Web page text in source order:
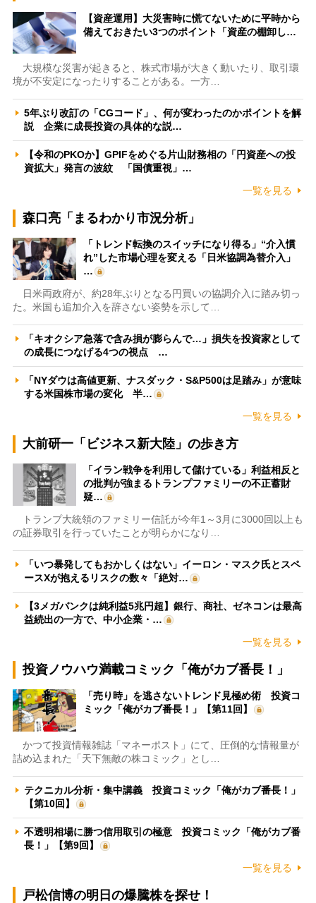
【資産運用】大災害時に慌てないために平時から
備えておきたい3つのポイント「資産の棚卸し…
大規模な災害が起きると、株式市場が大きく動いたり、取引環
境が不安定になったりすることがある。一方…
5年ぶり改訂の「CGコード」、何が変わったのかポイントを解
説 企業に成長投資の具体的な説…
【令和のPKOか】GPIFをめぐる片山財務相の「円資産への投
資拡大」発言の波紋 「国債重視」…
一覧を見る
森口亮「まるわかり市況分析」
「トレンド転換のスイッチになり得る」“介入慣
れ”した市場心理を変える「日米協調為替介入」
…
日米両政府が、約28年ぶりとなる円買いの協調介入に踏み切っ
た。米国も追加介入を辞さない姿勢を示して…
「キオクシア急落で含み損が膨らんで…」損失を投資家として
の成長につなげる4つの視点 …
「NYダウは高値更新、ナスダック・S&P500は足踏み」が意味
する米国株市場の変化 半…
一覧を見る
大前研一「ビジネス新大陸」の歩き方
「イラン戦争を利用して儲けている」利益相反と
の批判が強まるトランプファミリーの不正蓄財
疑…
トランプ大統領のファミリー信託が今年1～3月に3000回以上も
の証券取引を行っていたことが明らかになり…
「いつ暴発してもおかしくはない」イーロン・マスク氏とスペ
ースXが抱えるリスクの数々「絶対…
【3メガバンクは純利益5兆円超】銀行、商社、ゼネコンは最高
益続出の一方で、中小企業・…
一覧を見る
投資ノウハウ満載コミック「俺がカブ番長！」
「売り時」を逃さないトレンド見極め術 投資コ
ミック「俺がカブ番長！」【第11回】
かつて投資情報雑誌「マネーポスト」にて、圧倒的な情報量が
詰め込まれた「天下無敵の株コミック」とし…
テクニカル分析・集中講義 投資コミック「俺がカブ番長！」
【第10回】
不透明相場に勝つ信用取引の極意 投資コミック「俺がカブ番
長！」【第9回】
一覧を見る
戸松信博の明日の爆騰株を探せ！